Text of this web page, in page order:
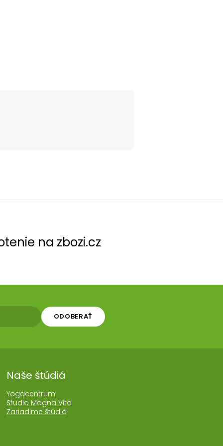
na zbozi.cz
ODOBERAŤ
Naše štúdiá
Yogacentrum
Studio Magna Vita
Zariadime štúdiá